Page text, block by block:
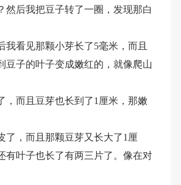
然后我把豆子转了一圈，发现那白
看见那颗小芽长了5毫米，而且
豆子的叶子变成嫩红的，就像爬山
，而且豆芽也长到了1厘米，那嫩
了，而且那颗豆芽又长大了1厘
有叶子也长了有两三片了。像在对